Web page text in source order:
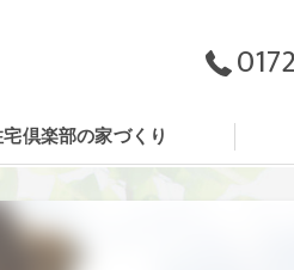
倶楽部の家づくり